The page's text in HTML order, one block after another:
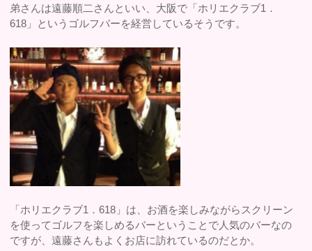
弟さんは遠藤順二さんといい、大阪で「ホリエクラブ1．
618」というゴルフバーを経営しているそうです。
「ホリエクラブ1．618」は、お酒を楽しみながらスクリーン
を使ってゴルフを楽しめるバーということで人気のバーなの
ですが、遠藤さんもよくお店に訪れているのだとか。